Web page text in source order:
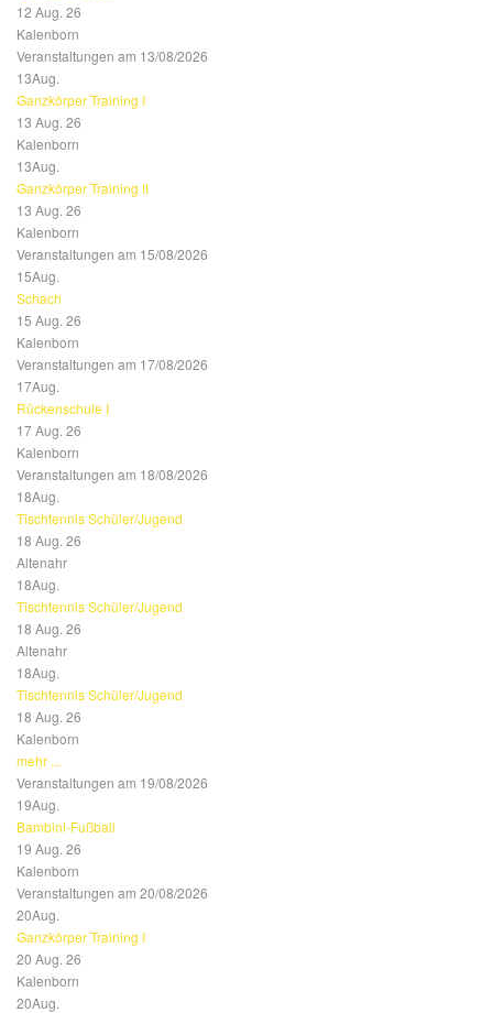
12 Aug. 26
Kalenborn
Veranstaltungen am 13/08/2026
13Aug.
Ganzkörper Training I
13 Aug. 26
Kalenborn
13Aug.
Ganzkörper Training II
13 Aug. 26
Kalenborn
Veranstaltungen am 15/08/2026
15Aug.
Schach
15 Aug. 26
Kalenborn
Veranstaltungen am 17/08/2026
17Aug.
Rückenschule I
17 Aug. 26
Kalenborn
Veranstaltungen am 18/08/2026
18Aug.
Tischtennis Schüler/Jugend
18 Aug. 26
Altenahr
18Aug.
Tischtennis Schüler/Jugend
18 Aug. 26
Altenahr
18Aug.
Tischtennis Schüler/Jugend
18 Aug. 26
Kalenborn
mehr ...
Veranstaltungen am 19/08/2026
19Aug.
Bambini-Fußball
19 Aug. 26
Kalenborn
Veranstaltungen am 20/08/2026
20Aug.
Ganzkörper Training I
20 Aug. 26
Kalenborn
20Aug.